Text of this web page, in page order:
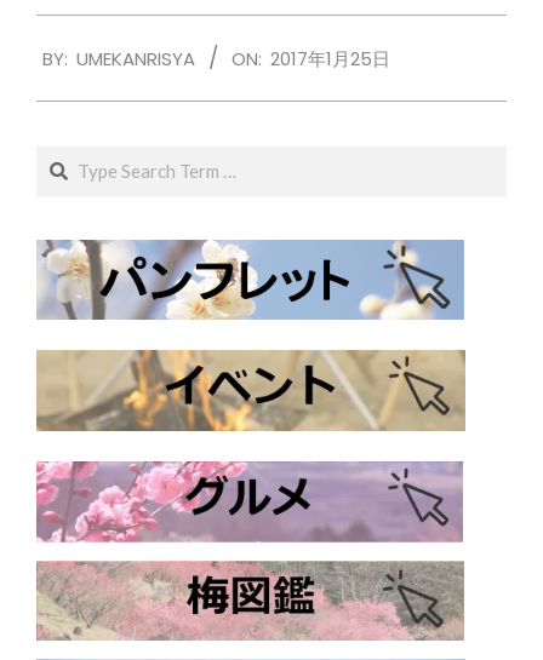
01-
BY: UMEKANRISYA ON: 2017年1月25日
Search